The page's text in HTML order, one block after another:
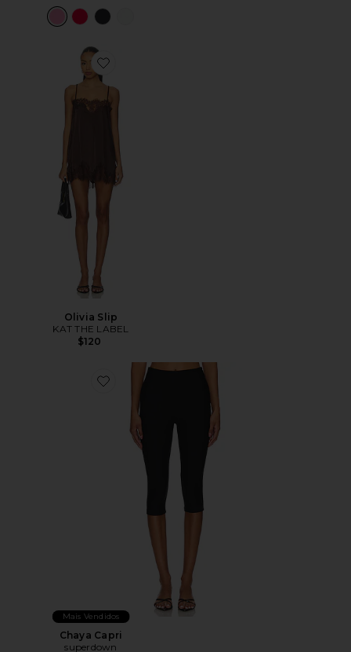
Favorite Olivia Slip
Olivia Slip
KAT THE LABEL
$120
Favorite Chaya Capri
Mais Vendidos
Chaya Capri
superdown